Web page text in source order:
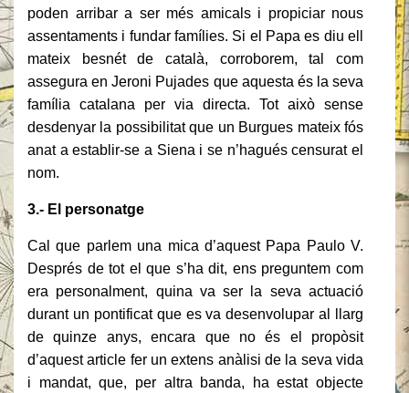
poden arribar a ser més amicals i propiciar nous
assentaments i fundar famílies. Si el Papa es diu ell
mateix besnét de català, corroborem, tal com
assegura en Jeroni Pujades que aquesta és la seva
família catalana per via directa. Tot això sense
desdenyar la possibilitat que un Burgues mateix fós
anat a establir-se a Siena i se n’hagués censurat el
nom.
3.- El personatge
Cal que parlem una mica d’aquest Papa Paulo V.
Després de tot el que s’ha dit, ens preguntem com
era personalment, quina va ser la seva actuació
durant un pontificat que es va desenvolupar al llarg
de quinze anys, encara que no és el propòsit
d’aquest article fer un extens anàlisi de la seva vida
i mandat, que, per altra banda, ha estat objecte